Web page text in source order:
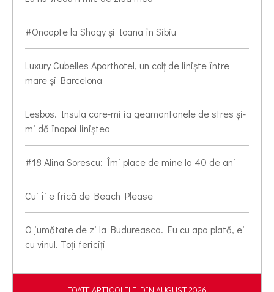
#Onoapte la Shagy și Ioana în Sibiu
Luxury Cubelles Aparthotel, un colț de liniște între
mare și Barcelona
Lesbos. Insula care-mi ia geamantanele de stres și-
mi dă înapoi liniștea
#18 Alina Sorescu: Îmi place de mine la 40 de ani
Cui îi e frică de Beach Please
O jumătate de zi la Budureasca. Eu cu apa plată, ei
cu vinul. Toți fericiți